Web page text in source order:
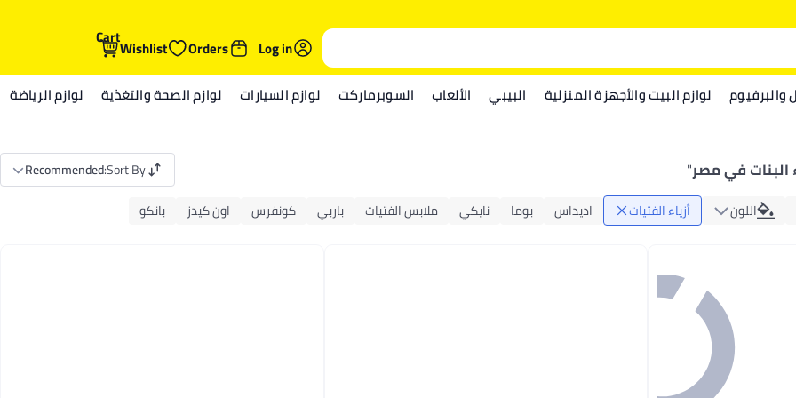
Log in
Orders
Wishlist
Cart
والبرفيوم لوازم البيت والأجهزة المنزلية البيبي الألعاب السوبرماركت لوازم السيارات لوازم الصحة والتغذية لوازم الرياضة
البنات في مصر"
Sort By
:
Recommended
اللون أزياء الفتيات اديداس بوما نايكي ملابس الفتيات باربي كونفرس اون كيدز بانكو